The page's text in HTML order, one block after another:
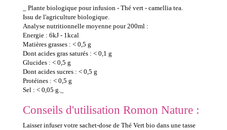
_ Plante biologique pour infusion - Thé vert - camellia tea.
Issu de l'agriculture biologique.
Analyse nutritionnelle moyenne pour 200ml :
Energie : 6kJ - 1kcal
Matières grasses : < 0,5 g
Dont acides gras saturés : < 0,1 g
Glucides : < 0,5 g
Dont acides sucres : < 0,5 g
Protéines : < 0,5 g
Sel : < 0,05 g._
Conseils d'utilisation Romon Nature :
Laisser infuser votre sachet-dose de Thé Vert bio dans une tasse